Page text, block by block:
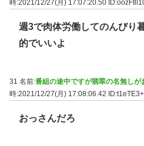
時:2021/12/27(月) 17:07:20.50
週3で肉体労働してのんびり
的でいいよ
31 名前:番組の途中ですが翡翠の名無しが
時:2021/12/27(月) 17:08:06.42
おっさんだろ